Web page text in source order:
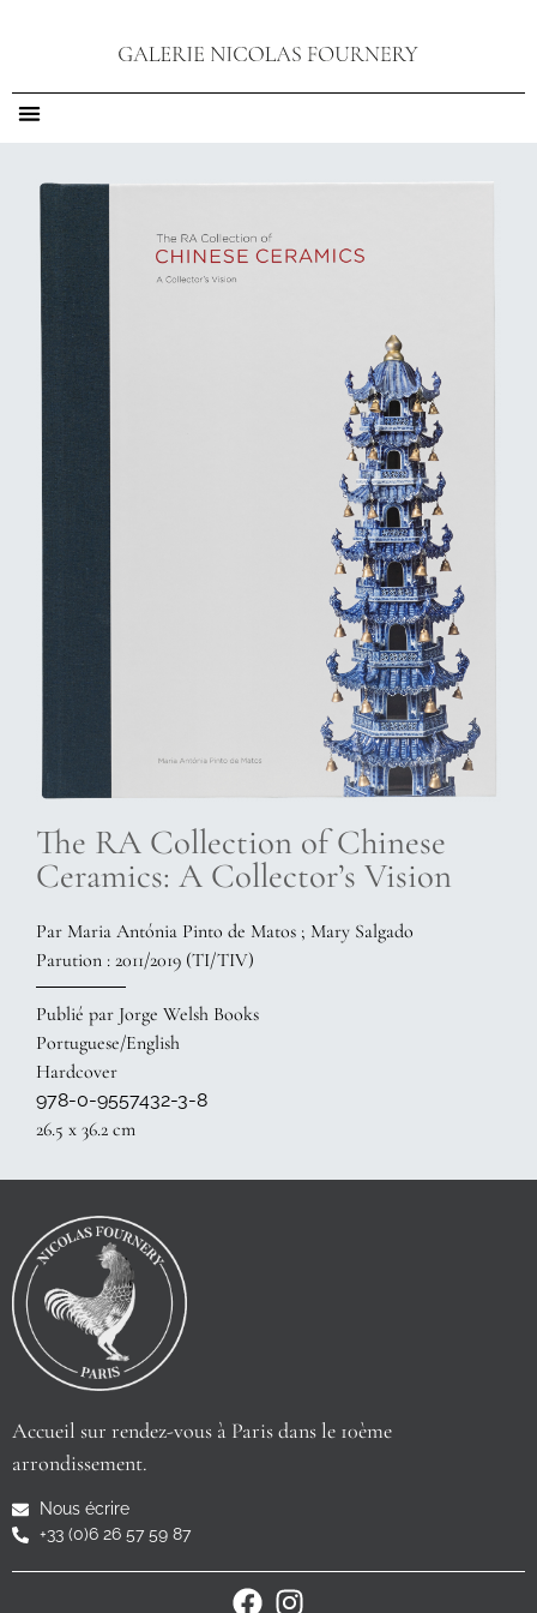
The RA Collection of Chinese
Ceramics: A Collector’s Vision
Par Maria Antónia Pinto de Matos ; Mary Salgado
Parution : 2011/2019 (TI/TIV)
Publié par Jorge Welsh Books
Portuguese/English
Hardcover
978-0-9557432-3-8
26.5 x 36.2 cm
Accueil sur rendez-vous à Paris dans le 10ème
arrondissement.
Nous écrire
+33 (0)6 26 57 59 87